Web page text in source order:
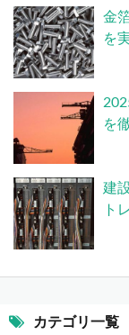
金
を
を
建
ト
カテゴリ一覧